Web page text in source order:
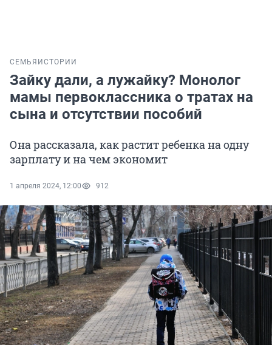
СЕМЬЯ ИСТОРИИ
Зайку дали, а лужайку? Монолог
мамы первоклассника о тратах на
сына и отсутствии пособий
Она рассказала, как растит ребенка на одну
зарплату и на чем экономит
1 апреля 2024, 12:00 912